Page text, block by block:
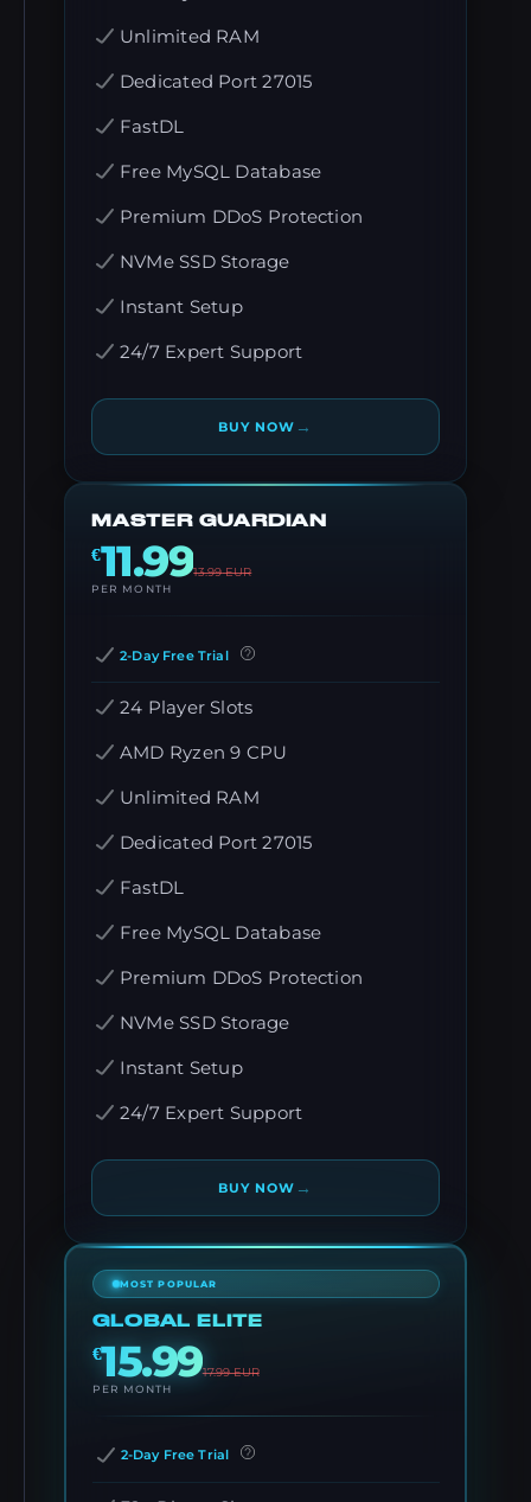
Unlimited RAM
Dedicated Port 27015
FastDL
Free MySQL Database
Premium DDoS Protection
NVMe SSD Storage
Instant Setup
24/7 Expert Support
BUY NOW →
MASTER GUARDIAN
€11.9913.99EUR
PER MONTH
2-Day Free Trial
24 Player Slots
AMD Ryzen 9 CPU
Unlimited RAM
Dedicated Port 27015
FastDL
Free MySQL Database
Premium DDoS Protection
NVMe SSD Storage
Instant Setup
24/7 Expert Support
BUY NOW →
MOST POPULAR
GLOBAL ELITE
€15.9917.99EUR
PER MONTH
2-Day Free Trial